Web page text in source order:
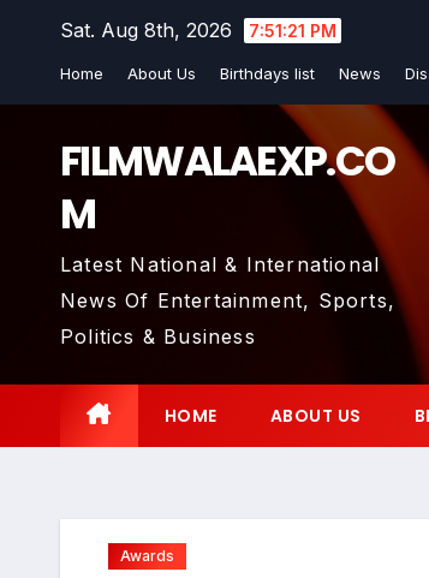
Sat. Aug 8th, 2026 7:51:23 PM
Home About Us Birthdays list News
FILMWALAEXP.CO
M
Latest National & International
News Of Entertainment, Sports,
Politics & Business
HOME ABOUT US
Awards